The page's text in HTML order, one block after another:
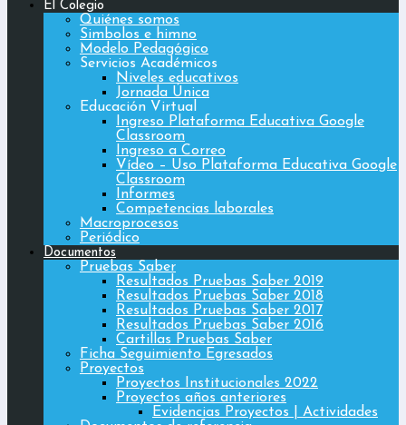
El Colegio
Quiénes somos
Simbolos e himno
Modelo Pedagógico
Servicios Académicos
Niveles educativos
Jornada Única
Educación Virtual
Ingreso Plataforma Educativa Google
Classroom
Ingreso a Correo
Vídeo – Uso Plataforma Educativa Google
Classroom
Informes
Competencias laborales
Macroprocesos
Periódico
Documentos
Pruebas Saber
Resultados Pruebas Saber 2019
Resultados Pruebas Saber 2018
Resultados Pruebas Saber 2017
Resultados Pruebas Saber 2016
Cartillas Pruebas Saber
Ficha Seguimiento Egresados
Proyectos
Proyectos Institucionales 2022
Proyectos años anteriores
Evidencias Proyectos | Actividades